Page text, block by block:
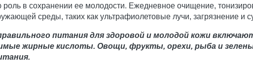
роль в сохранении ее молодости. Ежедневное очищение,
среды, таких как ультрафиолетовые лучи, загрязнение и
питания для здоровой и молодой кожи
жирные кислоты. Овощи, фрукты, орехи, рыба и